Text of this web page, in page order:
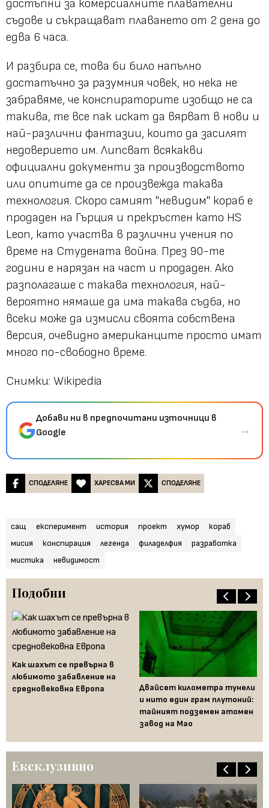
достъпни за комерсиалните плавателни
съдове и съкращават плаването от 2 дена до
едва 6 часа.
И разбира се, това би било напълно
достатъчно за разумния човек, но нека не
забравяме, че конспираторите изобщо не са
такива, те все пак искат да вярват в нови и
най-различни фантазии, които да засилят
недоверието им. Липсват всякакви
официални документи за производството
или опитите да се произвежда такава
технология. Скоро самият "невидим" кораб е
продаден на Гърция и прекръстен като HS
Leon, като участва в различни учения по
време на Студената война. През 90-те
години е нарязан на част и продаден. Ако
разполагаше с такава технология, най-
вероятно нямаше да има такава съдба, но
всеки може да измисли своята собствена
версия, очевидно американците просто имат
много по-свободно време.
Снимки: Wikipedia
Добави ни в предпочитани източници в
Google
→
СПОДЕЛЯНЕ ХАРЕСВА МИ СПОДЕЛЯНЕ
сащ експеримент история проект хумор
кораб
мисия
конспирация легенда филаделфия
разработка
мистика
невидимост
Подобни
Как шахът се превърна в
любимото забавление на
средновековна Европа
Двайсет километра тунели
и нито един грам плутоний:
тайният подземен атомен
завод на Мао
Ексклузивно